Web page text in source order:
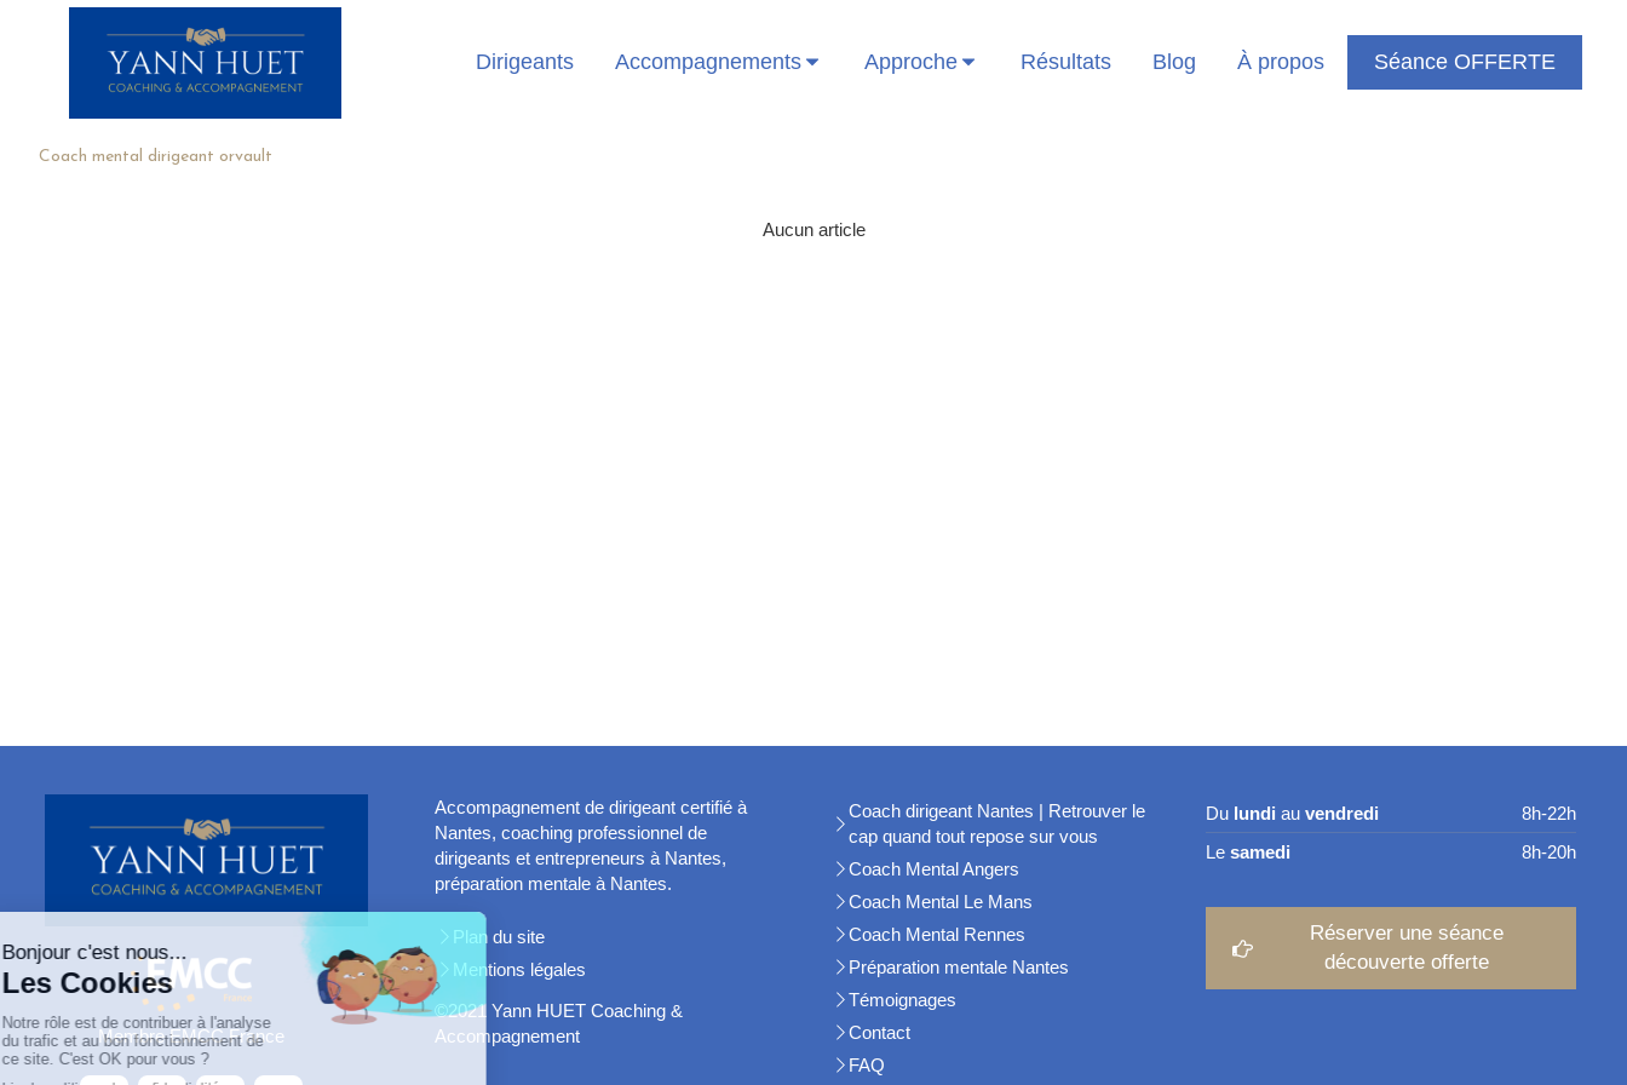
Dirigeants Accompagnements Approche Résultats Blog À propos Séance OFFERTE
Coach mental dirigeant orvault
Aucun article
Membre EMCC France
Accompagnement de dirigeant certifié à
Nantes, coaching professionnel de
dirigeants et entrepreneurs à Nantes,
préparation mentale à Nantes.
Plan du site
Mentions légales
©2021 Yann HUET Coaching &
Accompagnement
Coach dirigeant Nantes | Retrouver le
cap quand tout repose sur vous
Coach Mental Angers
Coach Mental Le Mans
Coach Mental Rennes
Préparation mentale Nantes
Témoignages
Contact
FAQ
Du lundi au vendredi
8h-22h
Le samedi 8h-20h
Réserver une séance
découverte offerte